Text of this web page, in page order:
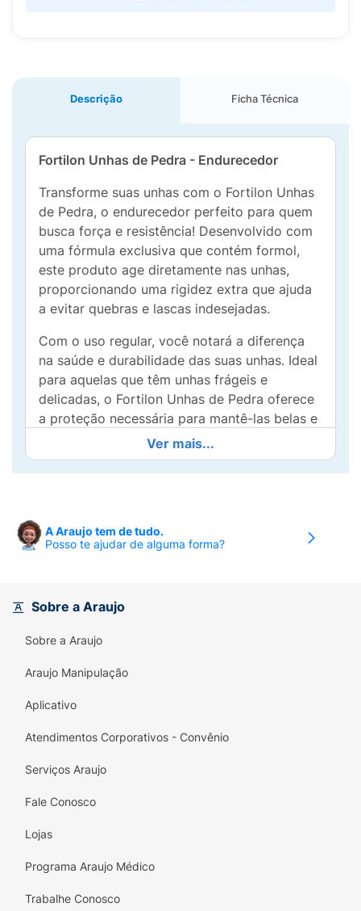
Descrição Ficha Técnica
Fortilon Unhas de Pedra - Endurecedor
Transforme suas unhas com o Fortilon Unhas
de Pedra, o endurecedor perfeito para quem
busca força e resistência! Desenvolvido com
uma fórmula exclusiva que contém formol,
este produto age diretamente nas unhas,
proporcionando uma rigidez extra que ajuda
a evitar quebras e lascas indesejadas.
Com o uso regular, você notará a diferença
na saúde e durabilidade das suas unhas. Ideal
para aquelas que têm unhas frágeis e
delicadas, o Fortilon Unhas de Pedra oferece
a proteção necessária para mantê-las belas e
saudáveis. Sua textura leve e de rápida
absorção garante facilidade na aplicação,
permitindo que você continue sua rotina
Além disso, o Fortilon Unhas de Pedra é uma
solução prática para incluir na sua rotina de
incorporar esse endurecedor na sua rotina,
fortes e maravilhosas! Experimente e
descubra como é fácil ter unhas de pedra!
Ver mais...
A Araujo tem de tudo.
Posso te ajudar de alguma forma?
Sobre a Araujo
Sobre a Araujo
Araujo Manipulação
Aplicativo
Atendimentos Corporativos - Convênio
Serviços Araujo
Fale Conosco
Lojas
Programa Araujo Médico
Trabalhe Conosco